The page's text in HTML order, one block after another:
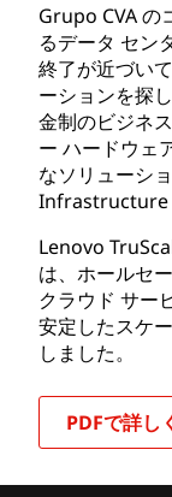
Grupo CVA の
るデータ セン
終了が近づい
ーションを探
金制のビジネ
ー ハードウェ
なソリューシ
Infrastructure
Lenovo
は、ホールセ
クラウド サー
安定したスケ
しました。
PDFで詳し